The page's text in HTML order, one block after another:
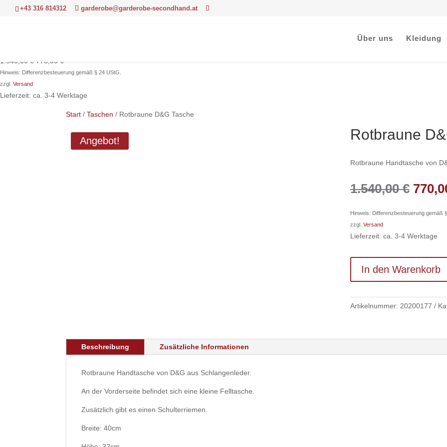
+43 316 814312 garderobe@garderobe-secondhand.at
Über uns Kleidung
1.540,00€Ursprünglicher
Preis
1.540,00 €
770,00€Aktueller
Preis
770,00 €.
Hinweis: Differenzbesteuerung gemäß § 24 UStG.
zzgl. Versand
Lieferzeit: ca. 3-4 Werktage
Start / Taschen / Rotbraune D&G Tasche
Angebot! Rotbraune
Rotbraune Handtasche von
1.540,00€
Preis
war:
Hinweis: Differenzbesteuerung gemäß
zzgl. Versand
Lieferzeit: ca. 3-4 Werktage
In den Warenkorb
Artikelnummer: 20200177
Beschreibung Zusätzliche Informationen
Rotbraune Handtasche von D&G aus Schlangenleder.
An der Vorderseite befindet sich eine kleine Felltasche.
Zusätzlich gibt es einen Schulterriemen.
Breite: 40cm